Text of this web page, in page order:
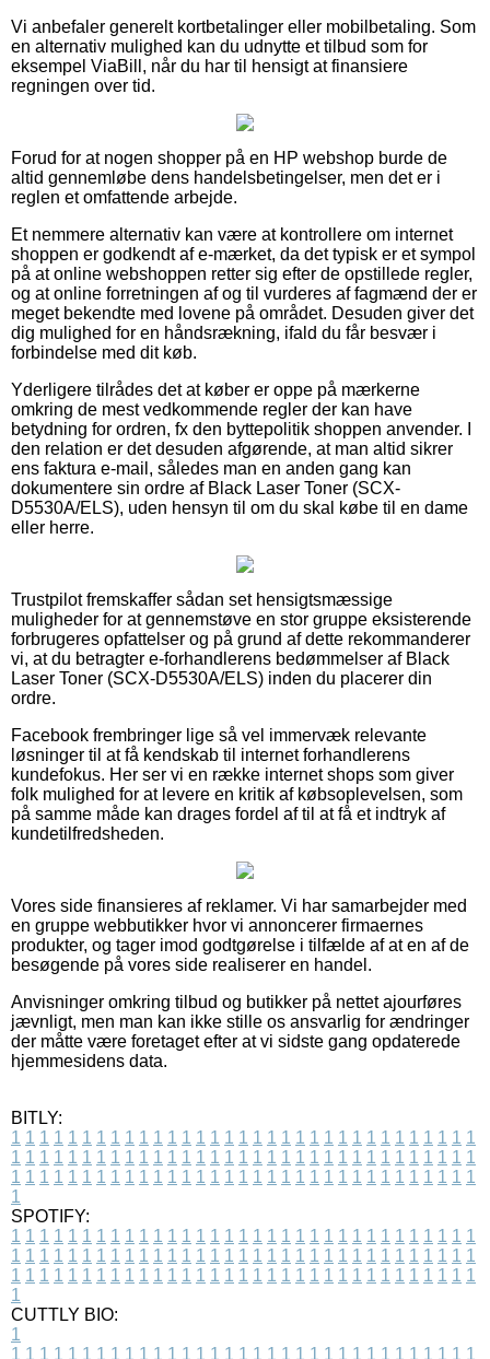
Vi anbefaler generelt kortbetalinger eller mobilbetaling. Som
en alternativ mulighed kan du udnytte et tilbud som for
eksempel ViaBill, når du har til hensigt at finansiere
regningen over tid.
Forud for at nogen shopper på en HP webshop burde de
altid gennemløbe dens handelsbetingelser, men det er i
reglen et omfattende arbejde.
Et nemmere alternativ kan være at kontrollere om internet
shoppen er godkendt af e-mærket, da det typisk er et sympol
på at online webshoppen retter sig efter de opstillede regler,
og at online forretningen af og til vurderes af fagmænd der er
meget bekendte med lovene på området. Desuden giver det
dig mulighed for en håndsrækning, ifald du får besvær i
forbindelse med dit køb.
Yderligere tilrådes det at køber er oppe på mærkerne
omkring de mest vedkommende regler der kan have
betydning for ordren, fx den byttepolitik shoppen anvender. I
den relation er det desuden afgørende, at man altid sikrer
ens faktura e-mail, således man en anden gang kan
dokumentere sin ordre af Black Laser Toner (SCX-
D5530A/ELS), uden hensyn til om du skal købe til en dame
eller herre.
Trustpilot fremskaffer sådan set hensigtsmæssige
muligheder for at gennemstøve en stor gruppe eksisterende
forbrugeres opfattelser og på grund af dette rekommanderer
vi, at du betragter e-forhandlerens bedømmelser af Black
Laser Toner (SCX-D5530A/ELS) inden du placerer din
ordre.
Facebook frembringer lige så vel immervæk relevante
løsninger til at få kendskab til internet forhandlerens
kundefokus. Her ser vi en række internet shops som giver
folk mulighed for at levere en kritik af købsoplevelsen, som
på samme måde kan drages fordel af til at få et indtryk af
kundetilfredsheden.
Vores side finansieres af reklamer. Vi har samarbejder med
en gruppe webbutikker hvor vi annoncerer firmaernes
produkter, og tager imod godtgørelse i tilfælde af at en af de
besøgende på vores side realiserer en handel.
Anvisninger omkring tilbud og butikker på nettet ajourføres
jævnligt, men man kan ikke stille os ansvarlig for ændringer
der måtte være foretaget efter at vi sidste gang opdaterede
hjemmesidens data.
BITLY:
1 1 1 1 1 1 1 1 1 1 1 1 1 1 1 1 1 1 1 1 1 1 1 1 1 1 1 1 1 1 1 1 1
1 1 1 1 1 1 1 1 1 1 1 1 1 1 1 1 1 1 1 1 1 1 1 1 1 1 1 1 1 1 1 1 1
1 1 1 1 1 1 1 1 1 1 1 1 1 1 1 1 1 1 1 1 1 1 1 1 1 1 1 1 1 1 1 1 1
1
SPOTIFY:
1 1 1 1 1 1 1 1 1 1 1 1 1 1 1 1 1 1 1 1 1 1 1 1 1 1 1 1 1 1 1 1 1
1 1 1 1 1 1 1 1 1 1 1 1 1 1 1 1 1 1 1 1 1 1 1 1 1 1 1 1 1 1 1 1 1
1 1 1 1 1 1 1 1 1 1 1 1 1 1 1 1 1 1 1 1 1 1 1 1 1 1 1 1 1 1 1 1 1
1
CUTTLY BIO:
1
1 1 1 1 1 1 1 1 1 1 1 1 1 1 1 1 1 1 1 1 1 1 1 1 1 1 1 1 1 1 1 1 1